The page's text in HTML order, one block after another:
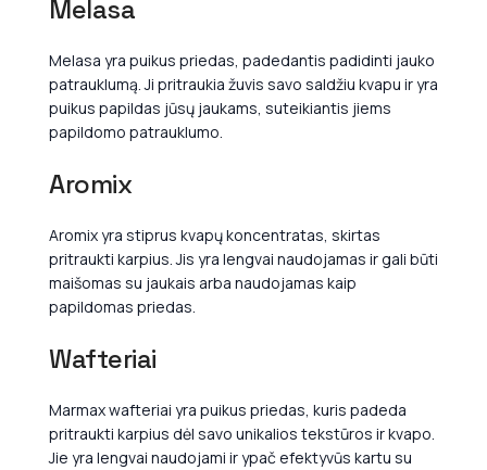
Melasa
Melasa yra puikus priedas, padedantis padidinti jauko
patrauklumą. Ji pritraukia žuvis savo saldžiu kvapu ir yra
puikus papildas jūsų jaukams, suteikiantis jiems
papildomo patrauklumo.
Aromix
Aromix yra stiprus kvapų koncentratas, skirtas
pritraukti karpius. Jis yra lengvai naudojamas ir gali būti
maišomas su jaukais arba naudojamas kaip
papildomas priedas.
Wafteriai
Marmax wafteriai yra puikus priedas, kuris padeda
pritraukti karpius dėl savo unikalios tekstūros ir kvapo.
Jie yra lengvai naudojami ir ypač efektyvūs kartu su